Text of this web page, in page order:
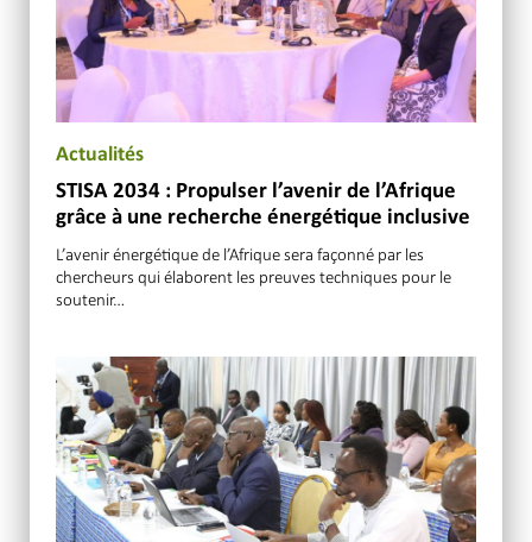
Actualités
STISA 2034 : Propulser l’avenir de l’Afrique
grâce à une recherche énergétique inclusive
L’avenir énergétique de l’Afrique sera façonné par les
chercheurs qui élaborent les preuves techniques pour le
soutenir…